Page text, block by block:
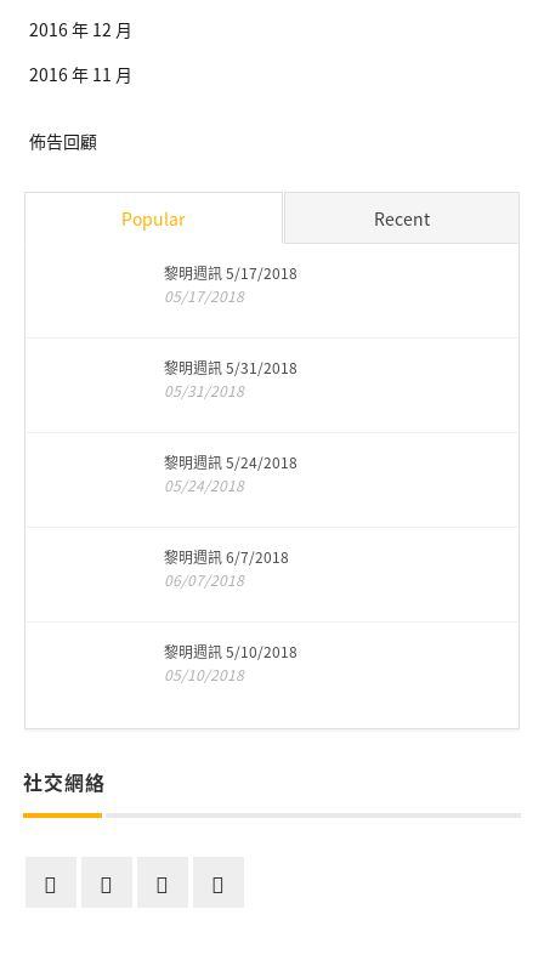
2016 年 12 月
2016 年 11 月
佈告回顧
Popular Recent
黎明週訊 5/17/2018
05/17/2018
黎明週訊 5/31/2018
05/31/2018
黎明週訊 5/24/2018
05/24/2018
黎明週訊 6/7/2018
06/07/2018
黎明週訊 5/10/2018
05/10/2018
社交網絡